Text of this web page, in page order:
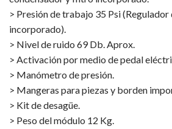
> Presión de trabajo 35 Psi (Regulador
incorporado).
> Nivel de ruido 69 Db. Aprox.
> Activación por medio de pedal
> Manómetro de presión.
> Mangeras para piezas y borden
> Kit de desagüe.
> Peso del módulo 12 Kg.